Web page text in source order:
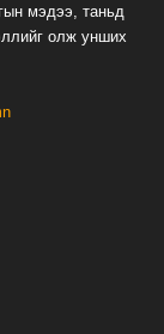
мэдээ, таньд
олж унших